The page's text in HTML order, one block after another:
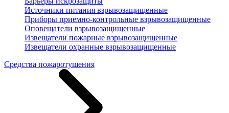
Источники питания взрывозащищенные
Приборы приемно-контрольные взрывозащищенные
Оповещатели взрывозащищенные
Извещатели пожарные взрывозащищенные
Извещатели охранные взрывозащищенные
Средства пожаротушения